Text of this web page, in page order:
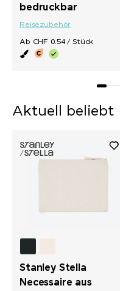
bedruckbar
Reisezubehör
Ab CHF 0.54 / Stück
Aktuell beliebt
Stanley Stella
Necessaire aus